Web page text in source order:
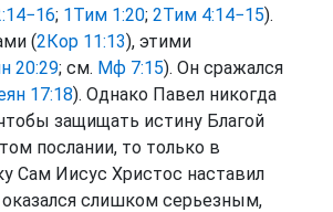
; 1Тим 1:20; 2Тим 4:14−15).
(2Кор 11:13), этими
20:29; см. Мф 7:15). Он сражался
17:18). Однако Павел никогда
защищать истину Благой
послании, то только в
Сам Иисус Христос наставил
слишком серьезным,